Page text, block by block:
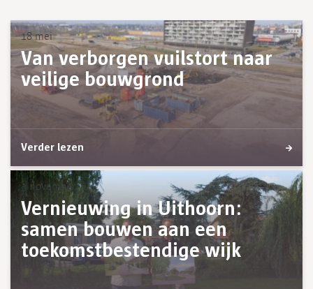
18 mei
Van verborgen vuilstort naar
veilige bouwgrond
Verder lezen
3 november
Vernieuwing in Uithoorn:
samen bouwen aan een
toekomstbestendige wijk